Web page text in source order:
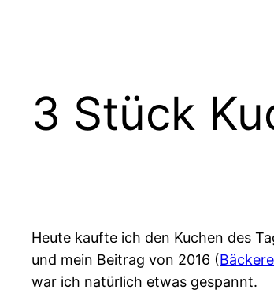
3 Stück
Heute kaufte ich den Kuchen des
und mein Beitrag von 2016 (
war ich natürlich etwas gespannt.